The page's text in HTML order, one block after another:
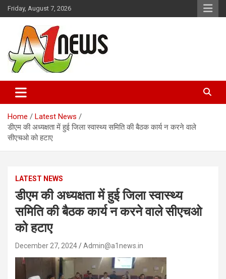
Skip
to
content
Friday, August 7, 2026
A1news.in
Home
Latest News
डीएम की अध्यक्षता में हुई जिला स्वास्थ्य समिति की बैठक कार्य न करने वाले
सीएचओ को हटाए
LATEST NEWS
डीएम की अध्यक्षता में हुई जिला स्वास्थ्य
समिति की बैठक कार्य न करने वाले सीएचओ
को हटाए
December 27, 2024 Admin@a1news.in